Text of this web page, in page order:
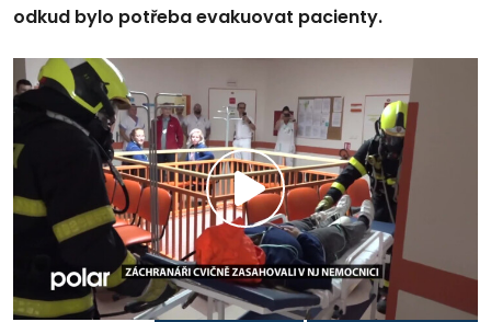
odkud bylo potřeba evakuovat pacienty.
Přehrát
video